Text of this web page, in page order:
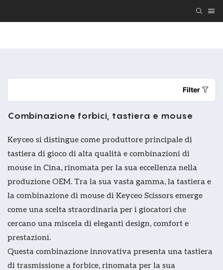
Filter
Combinazione forbici, tastiera e mouse
Keyceo si distingue come produttore principale di
tastiera di gioco di alta qualità e combinazioni di
mouse in Cina, rinomata per la sua eccellenza nella
produzione OEM. Tra la sua vasta gamma, la tastiera e
la combinazione di mouse di Keyceo Scissors emerge
come una scelta straordinaria per i giocatori che
cercano una miscela di eleganti design, comfort e
prestazioni.
Questa combinazione innovativa presenta una tastiera
di trasmissione a forbice, rinomata per la sua